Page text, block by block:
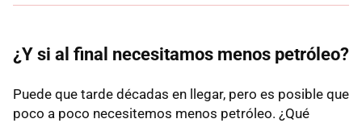
¿Y si al final necesitamos menos petróleo?
Puede que tarde décadas en llegar, pero es posible que
poco a poco necesitemos menos petróleo. ¿Qué